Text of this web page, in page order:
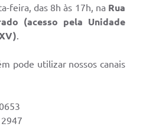
feira, das 8h às 17h, na Rua
(acesso pela Unidade
.
pode utilizar nossos canais